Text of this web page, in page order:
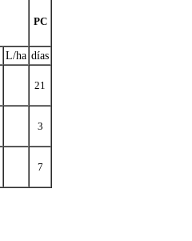
PC
L/ha días
21
3
7